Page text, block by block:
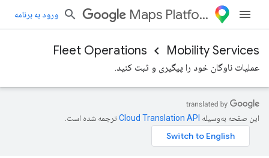
Maps Platform ورود به برنامه
Mobility Services
Fleet Operations
عملیات ناوگان خود را پیگیری و ثبت کنید.
این صفحه به‌وسیله ترجمه شده است.